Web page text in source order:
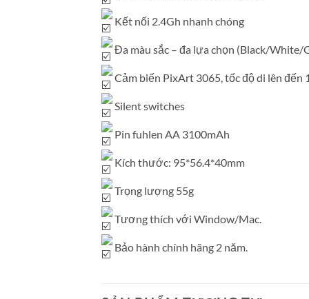
Kết nối 2.4Gh nhanh chóng
Đa màu sắc – đa lựa chọn (Black/White/
Cảm biến PixArt 3065, tốc độ di lên đến
Silent switches
Pin fuhlen AA 3100mAh
Kích thước: 95*56.4*40mm
Trọng lượng 55g
Tương thích với Window/Mac.
Bảo hành chính hãng 2 năm.